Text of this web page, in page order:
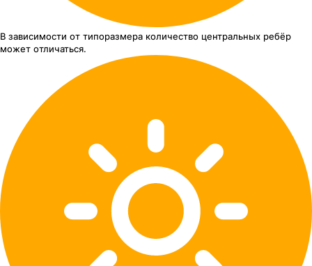
В зависимости от типоразмера количество центральных ребёр
может отличаться.